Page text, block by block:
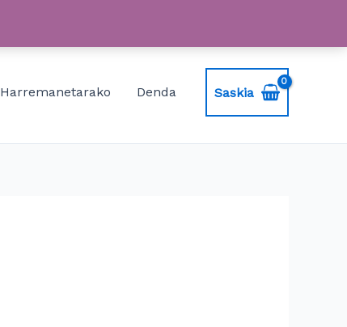
Harremanetarako Denda Saskia